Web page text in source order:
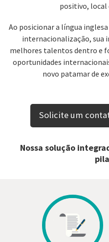
positivo,
Ao posicionar a língua
internacionalização, sua
melhores talentos dentro e
oportunidades
novo patamar de
Solicite um
Nossa solução